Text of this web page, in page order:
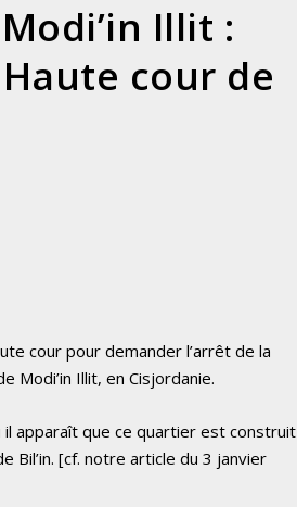
Illit :
cour de
cour pour demander l’arrêt de la
Modi’in Illit, en Cisjordanie.
apparaît que ce quartier est construit
Bil’in.[cf. notre article du 3 janvier